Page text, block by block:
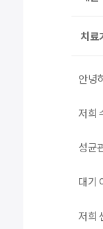
치료
안녕
저희
성균
대기
저희